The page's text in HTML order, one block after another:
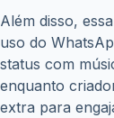
Além disso,
uso do
status com
enquanto
extra para